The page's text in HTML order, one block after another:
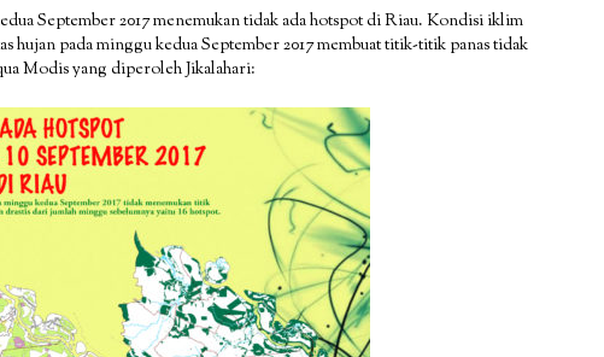
September 2017 menemukan tidak ada hotspot di Riau. Kondisi iklim
hujan pada minggu kedua September 2017 membuat titik-titik panas tidak
Modis yang diperoleh Jikalahari: